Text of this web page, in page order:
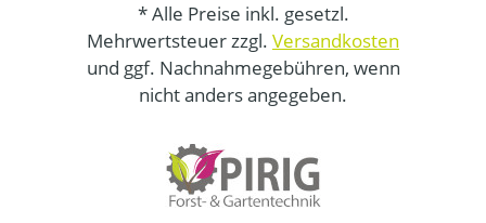
* Alle Preise inkl. gesetzl.
Mehrwertsteuer zzgl. Versandkosten
und ggf. Nachnahmegebühren, wenn
nicht anders angegeben.